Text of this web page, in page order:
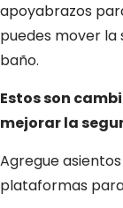
apoyabrazos
puedes mover la
baño.
Estos son
mejorar la
Agregue
plataformas